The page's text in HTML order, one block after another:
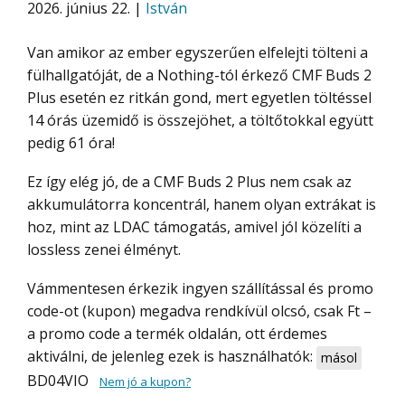
2026. június 22. | István
Van amikor az ember egyszerűen elfelejti tölteni a
fülhallgatóját, de a Nothing-tól érkező CMF Buds 2
Plus esetén ez ritkán gond, mert egyetlen töltéssel
14 órás üzemidő is összejöhet, a töltőtokkal együtt
pedig 61 óra!
Ez így elég jó, de a CMF Buds 2 Plus nem csak az
akkumulátorra koncentrál, hanem olyan extrákat is
hoz, mint az LDAC támogatás, amivel jól közelíti a
lossless zenei élményt.
Vámmentesen érkezik ingyen szállítással és promo
code-ot (kupon) megadva rendkívül olcsó, csak Ft –
a promo code a termék oldalán, ott érdemes
aktiválni, de jelenleg ezek is használhatók: másol
BD04VIO Nem jó a kupon?